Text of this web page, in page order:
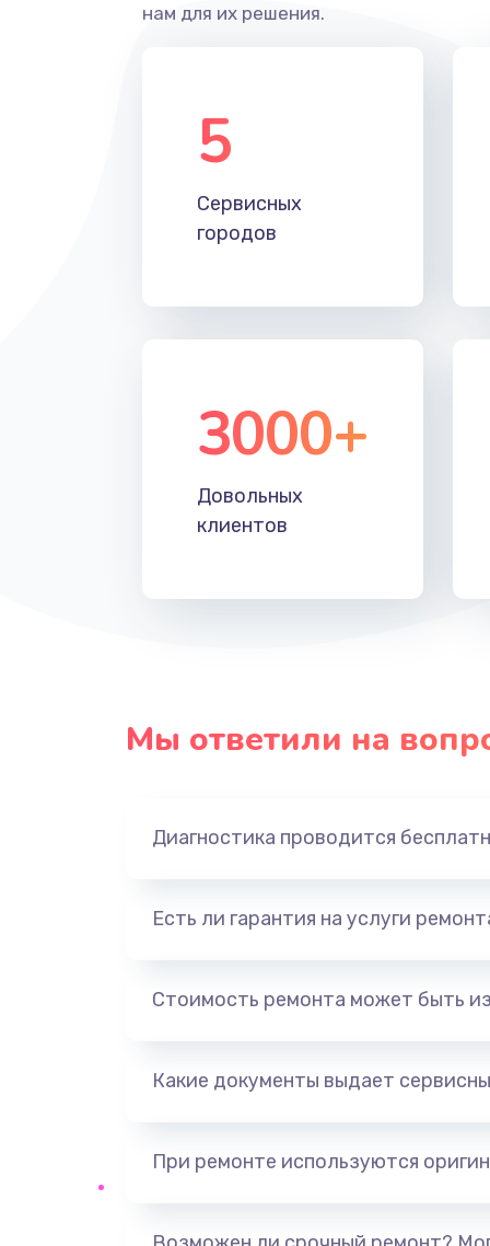
нам для их решения.
5
Сервисных
городов
3000+
Довольных
клиентов
Мы ответили на
Диагностика проводится
Есть ли гарантия на услуги
Стоимость ремонта может быть
Какие документы выдает
При ремонте используются